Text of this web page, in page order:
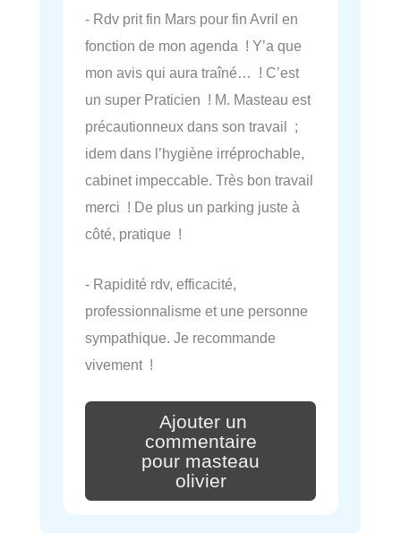
- Rdv prit fin Mars pour fin Avril en
fonction de mon agenda ! Y’a que
mon avis qui aura traîné… ! C’est
un super Praticien ! M. Masteau est
précautionneux dans son travail ;
idem dans l’hygiène irréprochable,
cabinet impeccable. Très bon travail
merci ! De plus un parking juste à
côté, pratique !
- Rapidité rdv, efficacité,
professionnalisme et une personne
sympathique. Je recommande
vivement !
Ajouter un
commentaire
pour masteau
olivier